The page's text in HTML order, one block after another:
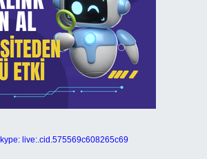
live:.cid.575569c608265c69